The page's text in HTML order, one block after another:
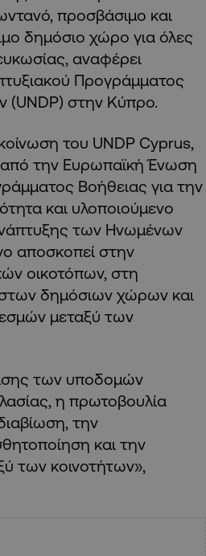
προσβάσιμο και
δημόσιο χώρο για όλες
αναφέρει
Προγράμματος
στην Κύπρο.
του UNDP Cyprus,
την Ευρωπαϊκή Ένωση
Βοήθειας για την
και υλοποιούμενο
των Ηνωμένων
αποσκοπεί στην
οικοτόπων, στη
δημόσιων χώρων και
μεταξύ των
των υποδομών
η πρωτοβουλία
την
και την
των κοινοτήτων»,